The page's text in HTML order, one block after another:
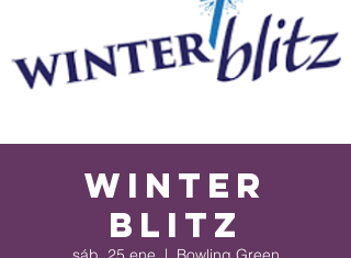
Winter
Blitz